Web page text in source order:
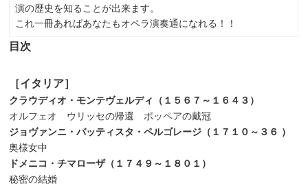
演の歴史を知ることが出来ます。
これ一冊あればあなたもオペラ演奏通になれる！！
目次
［イタリア］
クラウディオ・モンテヴェルディ（１５６７～１６４３）
オルフェオ ウリッセの帰還 ポッペアの戴冠
ジョヴァンニ・バッティスタ・ペルゴレージ（１７１０～３６ ）
奥様女中
ドメニコ・チマローザ（１７４９～１８０１）
秘密の結婚